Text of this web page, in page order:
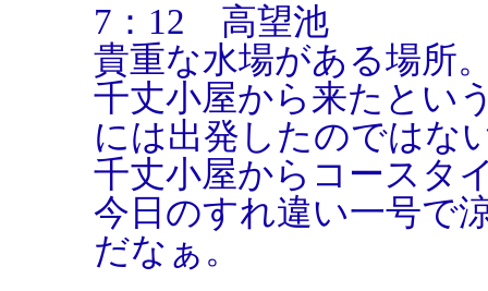
7：12 高望池
貴重な水場がある場所
千丈小屋から来たとい
には出発したのではな
千丈小屋からコースタ
今日のすれ違い一号で
だなぁ。